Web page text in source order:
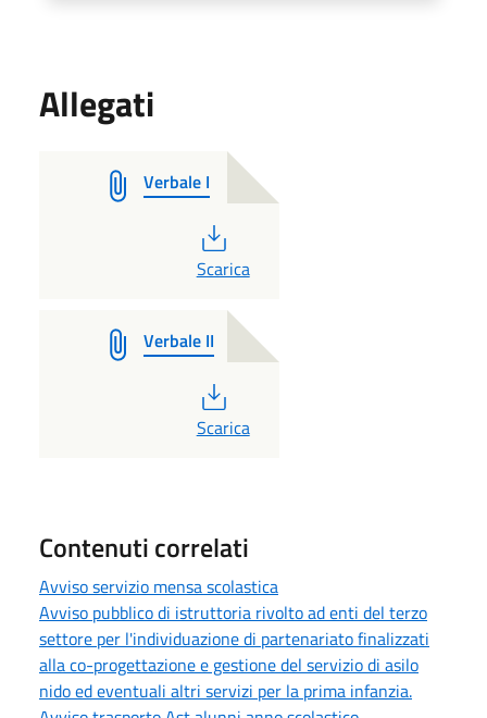
Allegati
Verbale I
PDF
Scarica
Verbale II
PDF
Scarica
Contenuti correlati
Avviso servizio mensa scolastica
Avviso pubblico di istruttoria rivolto ad enti del terzo
settore per l'individuazione di partenariato finalizzati
alla co-progettazione e gestione del servizio di asilo
nido ed eventuali altri servizi per la prima infanzia.